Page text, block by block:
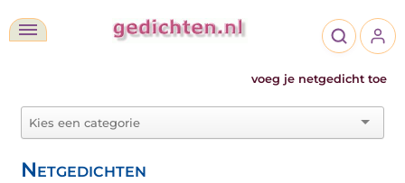
voeg je netgedicht toe
Netgedichten